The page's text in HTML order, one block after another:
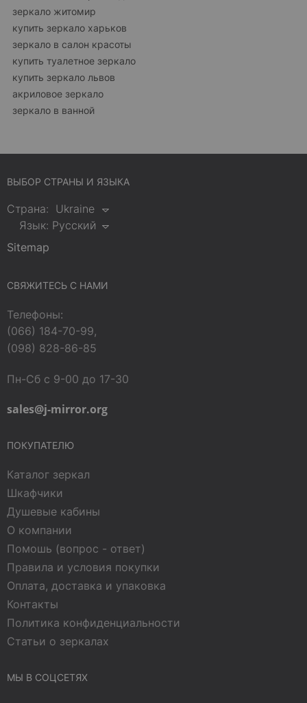
зеркало житомир
купить зеркало харьков
зеркало в салон красоты
купить туалетное зеркало
купить зеркало львов
акриловое зеркало
зеркало в ванной
ВЫБОР СТРАНЫ И ЯЗЫКА
Страна: Ukraine
Язык: Русский
Sitemap
СВЯЖИТЕСЬ С НАМИ
Телефоны:
(066) 184-70-99,
(098) 828-86-85
Пн-Сб с 9-00 до 17-30
sales@j-mirror.org
ПОКУПАТЕЛЮ
Каталог зеркал
Шкафчики
Душевые кабины
О компании
Помошь (вопрос - ответ)
Правила и условия покупки
Оплата, доставка и упаковка
Контакты
Политика конфиденциальности
Статьи о зеркалах
МЫ В СОЦСЕТЯХ